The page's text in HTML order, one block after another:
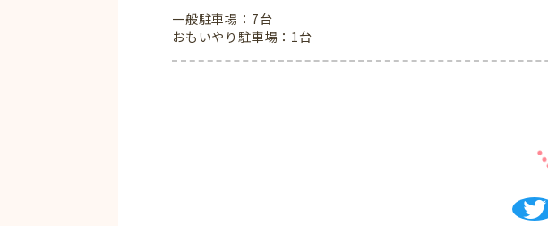
一般駐車場：7台
おもいやり駐車場：1台